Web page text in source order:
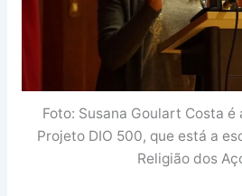
Foto: Susana Goulart Costa é
Projeto DIO 500, que está a
Religião dos